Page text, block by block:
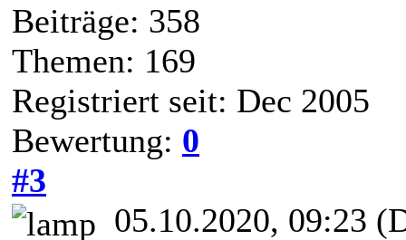
Beiträge: 358
Themen: 169
Registriert seit: Dec 2005
Bewertung: 0
#3
05.10.2020, 09:23